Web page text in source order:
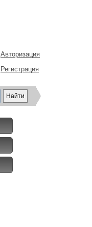
Авторизация
Регистрация